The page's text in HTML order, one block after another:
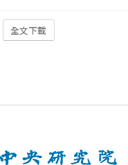
全文下載